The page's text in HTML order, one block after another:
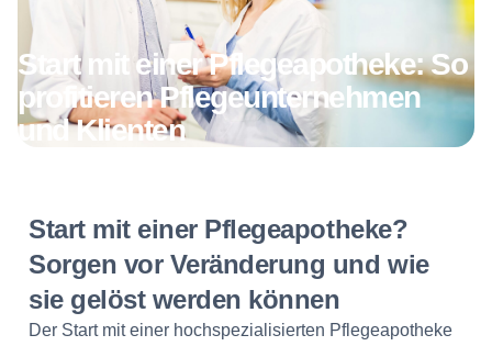
Start mit einer Pflegeapotheke: So
profitieren Pflegeunternehmen
und Klienten
Start mit einer Pflegeapotheke?
Sorgen vor Veränderung und wie
sie gelöst werden können
Der Start mit einer hochspezialisierten Pflegeapotheke